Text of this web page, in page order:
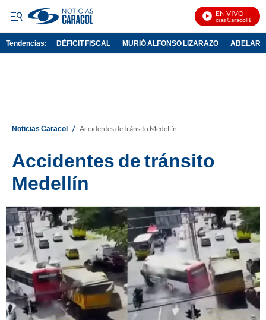
EN VIVO
Noticias Caracol En Vivo
Tendencias: DÉFICIT FISCAL MURIÓ ALFONSO LIZARAZO
Noticias Caracol / Accidentes de tránsito Medellín
Accidentes de tránsito
Medellín